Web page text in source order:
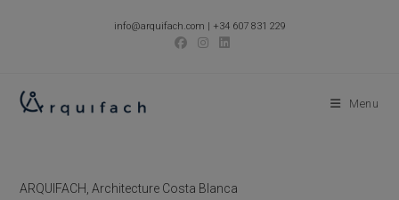
info@arquifach.com | +34 607 831 229
Menu
ARQUIFACH, Architecture Costa Blanca